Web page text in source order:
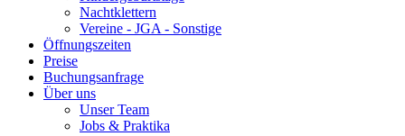
Nachtklettern
Vereine - JGA - Sonstige
Öffnungszeiten
Preise
Buchungsanfrage
Über uns
Unser Team
Jobs & Praktika